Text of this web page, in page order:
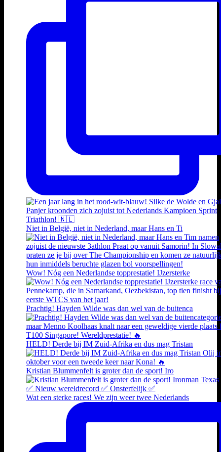
Niet in België, niet in Nederland, maar Hans en Ti
Wow! Nóg een Nederlandse topprestatie! IJzersterke
Prachtig! Hayden Wilde was dan wel van de buitenca
HELD! Derde bij IM Zuid-Afrika en dus mag Tristan
Kristian Blummenfelt is groter dan de sport! Iro
Wat een sterke races! We zijn weer twee Nederlands